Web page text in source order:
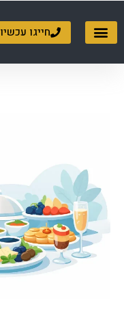
לתוכן
חייגו עכשיו